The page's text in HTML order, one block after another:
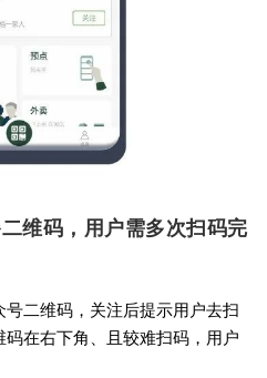
维码，用户需多次扫码完
二维码，关注后提示用户去扫
在右下角、且较难扫码，用户